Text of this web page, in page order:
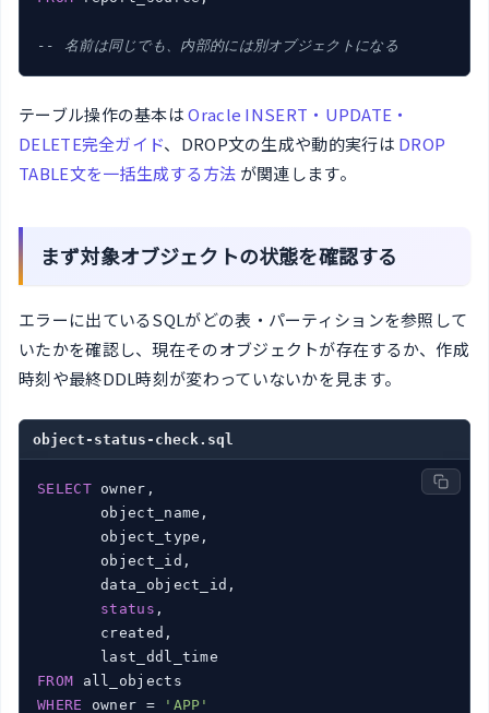
-- 名前は同じでも、内部的には別オブジェクトになる
テーブル操作の基本はOracle INSERT・UPDATE・
DELETE完全ガイド、DROP文の生成や動的実行は DROP
TABLE文を一括生成する方法 が関連します。
まず対象オブジェクトの状態を確認する
エラーに出ているSQLがどの表・パーティションを参照して
いたかを確認し、現在そのオブジェクトが存在するか、作成
時刻や最終DDL時刻が変わっていないかを見ます。
object-status-check.sql
SELECT owner,
       object_name,
       object_type,
       object_id,
       data_object_id,
status ,
       created,
FROM
WHERE owner =
'APP'